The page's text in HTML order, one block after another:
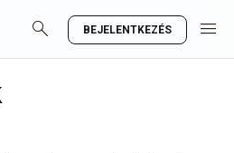
search BEJELENTKEZÉS menu